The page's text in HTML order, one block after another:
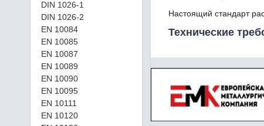
DIN 1026-1
DIN 1026-2
EN 10084
EN 10085
EN 10087
EN 10089
EN 10090
EN 10095
EN 10111
EN 10120
Настоящий стандарт
Технические